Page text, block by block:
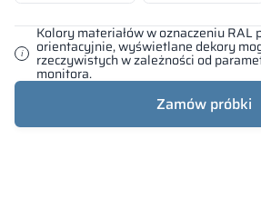
Kolory materiałów w oznaczeniu RAL
orientacyjnie, wyświetlane dekory
rzeczywistych w zależności od
monitora.
Zamów próbki